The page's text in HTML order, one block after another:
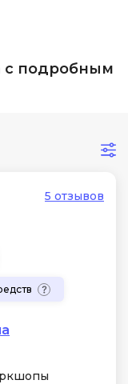
с подробным
5 отзывов